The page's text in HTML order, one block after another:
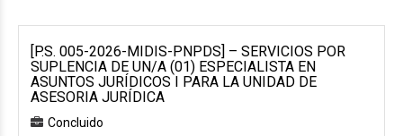
[P.S. 005-2026-MIDIS-PNPDS] – SERVICIOS POR
SUPLENCIA DE UN/A (01) ESPECIALISTA EN
ASUNTOS JURÍDICOS I PARA LA UNIDAD DE
ASESORIA JURÍDICA
Concluido